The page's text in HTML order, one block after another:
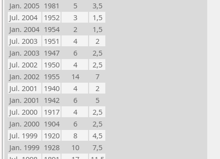
Jan. 2005 1981 5
3,5
Jul. 2004
1952 3
1,5
Jan. 2004 1954 2
1,5
Jul. 2003
1951 4
2
Jan. 2003 1947 6
2,5
Jul. 2002
1950 4
2,5
Jan. 2002 1955 14
7
Jul. 2001
1940 4
2
Jan. 2001 1942 6
5
Jul. 2000
1917 4
2,5
Jan. 2000 1904 6
2,5
Jul. 1999
1920 8
4,5
Jan. 1999 1928 10
7,5